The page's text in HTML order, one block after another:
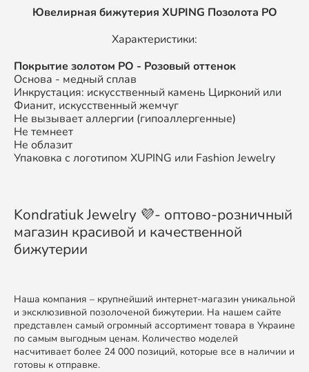
Ювелирная бижутерия XUPING Позолота РО
Характеристики:
Покрытие золотом РО - Розовый оттенок
Основа - медный сплав
Инкрустация: искусственный камень Цирконий или
Фианит, искусственный жемчуг
Не вызывает аллергии (гипоаллергенные)
Не темнеет
Не облазит
Упаковка с логотипом XUPING или Fashion Jewelry
Kondratiuk Jewelry 💜- оптово-розничный
магазин красивой и качественной
бижутерии
Наша компания – крупнейший интернет-магазин уникальной
и эксклюзивной позолоченой бижутерии. На нашем сайте
представлен самый огромный ассортимент товара в Украине
по самым выгодным ценам. Количество моделей
насчитивает более 24 000 позиций, которые все в наличии и
готовы к отправке.